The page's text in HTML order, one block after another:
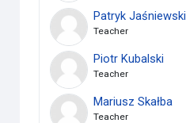
Patryk Jaśniewski
Teacher
Piotr Kubalski
Teacher
Mariusz Skałba
Teacher